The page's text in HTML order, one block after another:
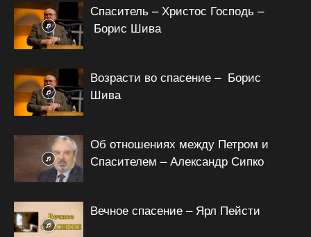
Спаситель – Христос Господь –
Борис Шива
Возрасти во спасение – Борис
Шива
Об отношениях между Петром и
Спасителем – Александр Сипко
Вечное спасение – Ярл Пейсти